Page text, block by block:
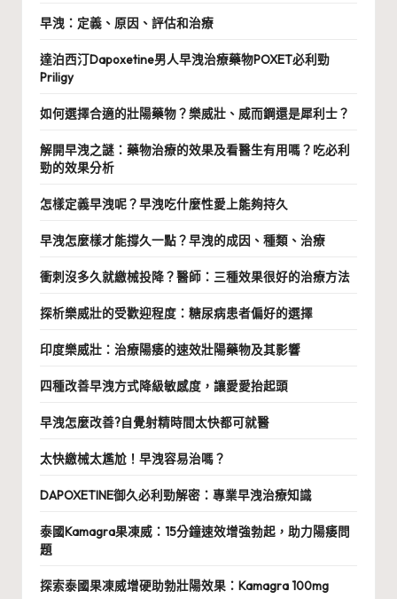
早洩：定義、原因、評估和治療
達泊西汀Dapoxetine男人早洩治療藥物POXET必利勁
Priligy
如何選擇合適的壯陽藥物？樂威壯、威而鋼還是犀利士？
解開早洩之謎：藥物治療的效果及看醫生有用嗎？吃必利
勁的效果分析
怎樣定義早洩呢？早洩吃什麼性愛上能夠持久
早洩怎麼樣才能撐久一點？早洩的成因、種類、治療
衝刺沒多久就繳械投降？醫師：三種效果很好的治療方法
探析樂威壯的受歡迎程度：糖尿病患者偏好的選擇
印度樂威壯：治療陽痿的速效壯陽藥物及其影響
四種改善早洩方式降級敏感度，讓愛愛抬起頭
早洩怎麼改善?自覺射精時間太快都可就醫
太快繳械太尷尬！早洩容易治嗎？
DAPOXETINE御久必利勁解密：專業早洩治療知識
泰國Kamagra果凍威：15分鐘速效增強勃起，助力陽痿問
題
探索泰國果凍威增硬助勃壯陽效果：Kamagra 100mg